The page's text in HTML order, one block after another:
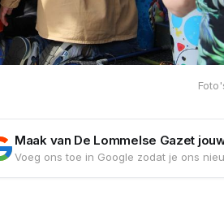
Maak van De Lommelse Gazet
Voeg ons toe in Google zodat je ons